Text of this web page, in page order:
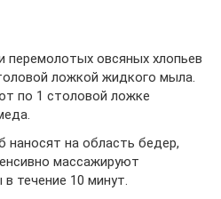
перемолотых овсяных хлопьев
ложкой жидкого мыла.
по 1 столовой ложке
наносят на область бедер,
массажируют
течение 10 минут.